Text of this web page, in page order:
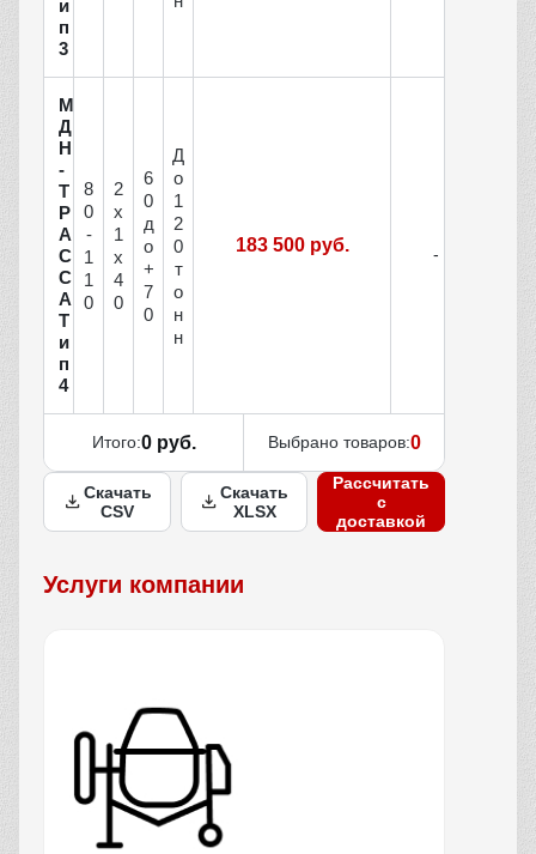
и
п
3
М
Д
Н
-
Т
Р
А
С
С
А
Т
и
п
4
8
0
-
1
1
0
2
x
1
x
4
0
6
0
д
о
+
7
0
Д
о
1
2
0
т
о
н
н
183 500 руб.
Итого:0 руб. Выбрано товаров:0
Скачать
CSV
Скачать
XLSX
Рассчитать
с
доставкой
Услуги компании